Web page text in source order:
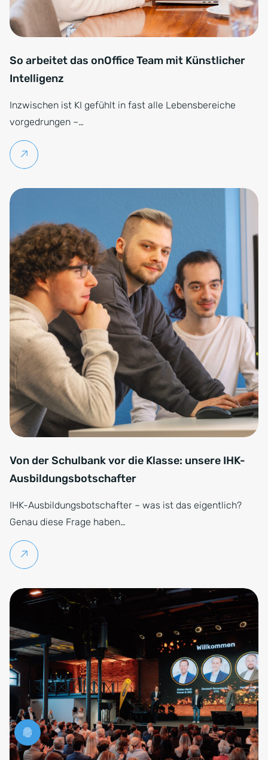
So arbeitet das onOffice Team mit Künstlicher
Intelligenz
Inzwischen ist KI gefühlt in fast alle Lebensbereiche
vorgedrungen –…
Weiterlesen
Von der Schulbank vor die Klasse: unsere IHK-
Ausbildungsbotschafter
IHK-Ausbildungsbotschafter – was ist das eigentlich?
Genau diese Frage haben…
Weiterlesen